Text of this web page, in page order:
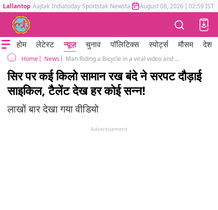
Lallantop Aajtak Indiatoday Sportstak Newstak Mumbai Tak Astrotak
August 08, 2026 | 02:59 IST
होम लेटेस्ट न्यूज़ चुनाव पॉलिटिक्स स्पोर्ट्स मौसम देश
Home News Man Riding a Bicycle in a viral video and Holding Planks On His Head
सिर पर कई किलो सामान रख बंदे ने सरपट दौड़ाई
साइकिल, टैलेंट देख हर कोई सन्न!
लाखों बार देखा गया वीडियो
Advertisement